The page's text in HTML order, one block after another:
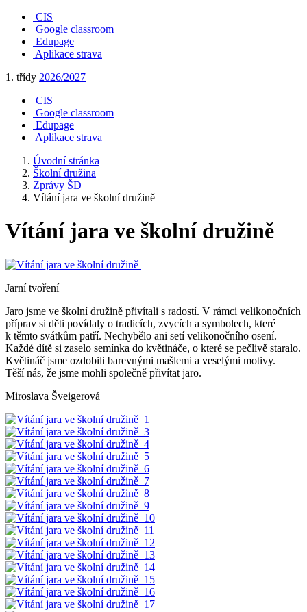
CIS
Google classroom
Edupage
Aplikace strava
1. třídy 2026/2027
CIS
Google classroom
Edupage
Aplikace strava
Úvodní stránka
Školní družina
Zprávy ŠD
Vítání jara ve školní družině
Vítání jara ve školní družině
Jarní tvoření
Jaro jsme ve školní družině přivítali s radostí. V rámci velikonočních
příprav si děti povídaly o tradicích, zvycích a symbolech, které
k těmto svátkům patří. Nechybělo ani setí velikonočního osení.
Každé dítě si zaselo semínka do květináče, o které se pečlivě staralo.
Květináč jsme ozdobili barevnými mašlemi a veselými motivy.
Těší nás, že jsme mohli společně přivítat jaro.
Miroslava Šveigerová